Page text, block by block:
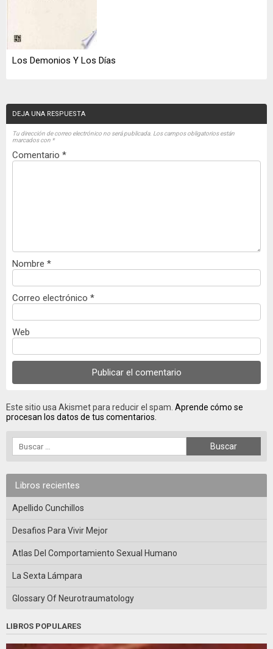
Los Demonios Y Los Días
DEJA UNA RESPUESTA
Tu dirección de correo electrónico no será publicada. Los campos obligatorios están
marcados con *
Comentario *
Nombre *
Correo electrónico *
Web
Este sitio usa Akismet para reducir el spam. Aprende cómo se
procesan los datos de tus comentarios.
Libros recientes
Apellido Cunchillos
Desafios Para Vivir Mejor
Atlas Del Comportamiento Sexual Humano
La Sexta Lámpara
Glossary Of Neurotraumatology
LIBROS POPULARES